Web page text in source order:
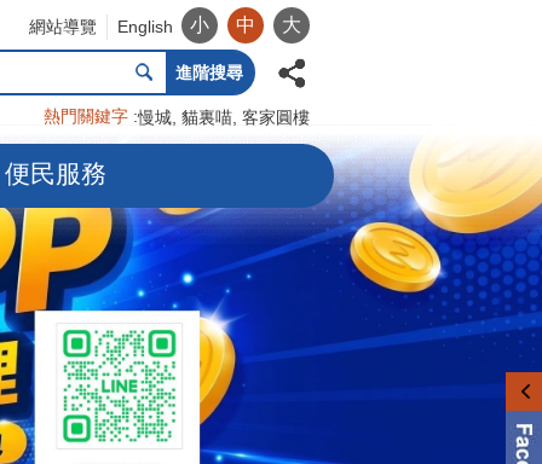
網站導覽 English 小 中 大
進階搜尋
熱門關鍵字 慢城 貓裏喵 客家圓樓
便民服務